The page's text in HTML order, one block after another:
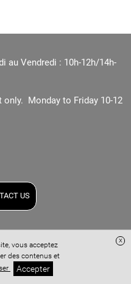
au Vendredi : 10h-12h/14h-
Monday to Friday 10-12
US
Avocat
de Vente
vous acceptez
des contenus et
Accepter
x